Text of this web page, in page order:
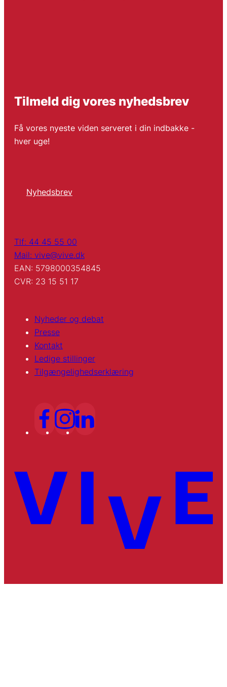
Tilmeld dig vores nyhedsbrev
Få vores nyeste viden serveret i din indbakke -
hver uge!
Nyhedsbrev
Tlf: 44 45 55 00
Mail: vive@vive.dk
EAN: 5798000354845
CVR: 23 15 51 17
Nyheder og debat
Presse
Kontakt
Ledige stillinger
Tilgængelighedserklæring